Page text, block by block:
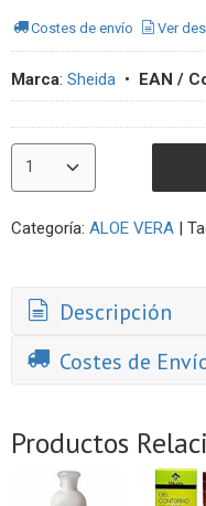
Costes de envío Ver
Marca: Sheida • EAN /
Categoría: ALOE VERA |
Descripción
Costes de
Productos